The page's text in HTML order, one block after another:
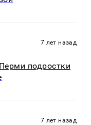
7 лет назад
подростки
7 лет назад